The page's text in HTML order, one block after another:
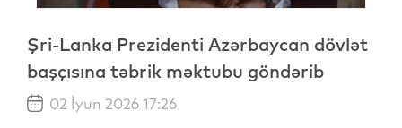
Şri-Lanka Prezidenti Azərbaycan dövlət
başçısına təbrik məktubu göndərib
02 İyun 2026 17:26